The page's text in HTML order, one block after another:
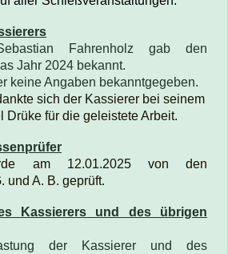
Fahrenholz gab den
Jahr 2024 bekannt.
keine Angaben bekanntgegeben.
sich der Kassierer bei seinem
Drüke für die geleistete Arbeit.
am 12.01.2025 von den
und A. B. geprüft.
Kassierers und des übrigen
der Kassierer und des